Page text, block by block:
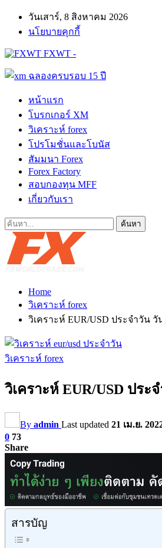
วันเสาร์, 8 สิงหาคม 2026
นโยบายคุกกี้
FXWT -
หน้าแรก
โบรกเกอร์ XM
วิเคราะห์ forex
โปรโมชั่นและโบนัส
สัมมนา Forex
Forex Factory
สอบกองทุน MFF
เกี่ยวกับเรา
Home
วิเคราะห์ forex
วิเคราะห์ EUR/USD ประจำวัน วั
วิเคราะห์ forex
วิเคราะห์ EUR/USD ประ
By admin Last updated 21 เม.ย.
0 73
Share
สารบัญ